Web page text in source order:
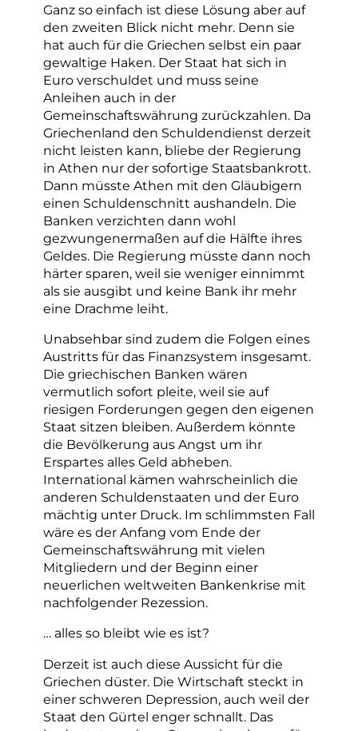
Ganz so einfach ist diese Lösung aber auf
den zweiten Blick nicht mehr. Denn sie
hat auch für die Griechen selbst ein paar
gewaltige Haken. Der Staat hat sich in
Euro verschuldet und muss seine
Anleihen auch in der
Gemeinschaftswährung zurückzahlen. Da
Griechenland den Schuldendienst derzeit
nicht leisten kann, bliebe der Regierung
in Athen nur der sofortige Staatsbankrott.
Dann müsste Athen mit den Gläubigern
einen Schuldenschnitt aushandeln. Die
Banken verzichten dann wohl
gezwungenermaßen auf die Hälfte ihres
Geldes. Die Regierung müsste dann noch
härter sparen, weil sie weniger einnimmt
als sie ausgibt und keine Bank ihr mehr
eine Drachme leiht.
Unabsehbar sind zudem die Folgen eines
Austritts für das Finanzsystem insgesamt.
Die griechischen Banken wären
vermutlich sofort pleite, weil sie auf
riesigen Forderungen gegen den eigenen
Staat sitzen bleiben. Außerdem könnte
die Bevölkerung aus Angst um ihr
Erspartes alles Geld abheben.
International kämen wahrscheinlich die
anderen Schuldenstaaten und der Euro
mächtig unter Druck. Im schlimmsten Fall
wäre es der Anfang vom Ende der
Gemeinschaftswährung mit vielen
Mitgliedern und der Beginn einer
neuerlichen weltweiten Bankenkrise mit
nachfolgender Rezession.
… alles so bleibt wie es ist?
Derzeit ist auch diese Aussicht für die
Griechen düster. Die Wirtschaft steckt in
einer schweren Depression, auch weil der
Staat den Gürtel enger schnallt. Das